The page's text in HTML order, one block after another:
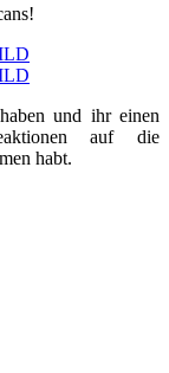
und ihr einen
auf die
habt.